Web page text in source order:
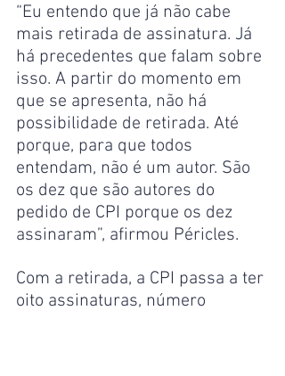
“Eu entendo que já não cabe
mais retirada de assinatura. Já
há precedentes que falam sobre
isso. A partir do momento em
que se apresenta, não há
possibilidade de retirada. Até
porque, para que todos
entendam, não é um autor. São
os dez que são autores do
pedido de CPI porque os dez
assinaram”, afirmou Péricles.
Com a retirada, a CPI passa a ter
oito assinaturas, número